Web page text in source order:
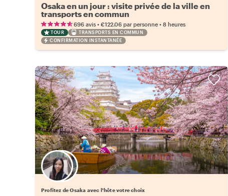
Osaka en un jour : visite privée de la ville en
transports en commun
696 avis • €122.06 par personne • 8 heures
TOUR
TRANSPORTS EN COMMUN
CONFIRMATION INSTANTANÉE
Choisissez votre local favori
Profitez de Osaka avec l'hôte votre choix